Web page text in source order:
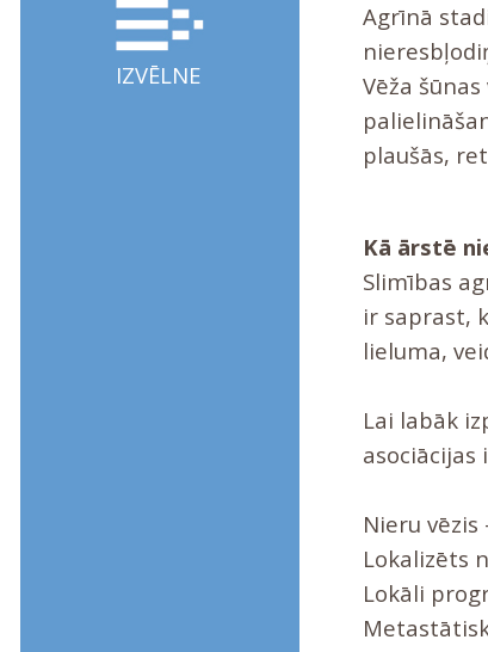
IZVĒLNE
Agrīnā
Vēža
plaušās,
Kā ārstē
Slimības
ir saprast,
lieluma,
Lai labāk
asociācijas
Nieru
Lokalizēts
Lokāli